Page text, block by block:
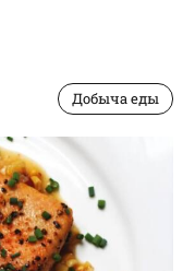
Добыча еды